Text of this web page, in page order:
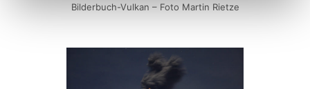
Bilderbuch-Vulkan – Foto Martin Rietze